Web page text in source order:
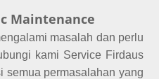
Maintenance
masalah dan perlu
kami Service Firdaus
semua permasalahan yang